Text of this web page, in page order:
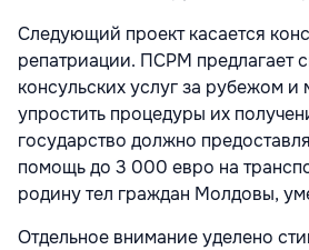
Следующий проект касается
репатриации. ПСРМ предлагает
консульских услуг за рубежом и
упростить процедуры их
государство должно
помощь до 3 000 евро на
родину тел граждан Молдовы,
Отдельное внимание уделено